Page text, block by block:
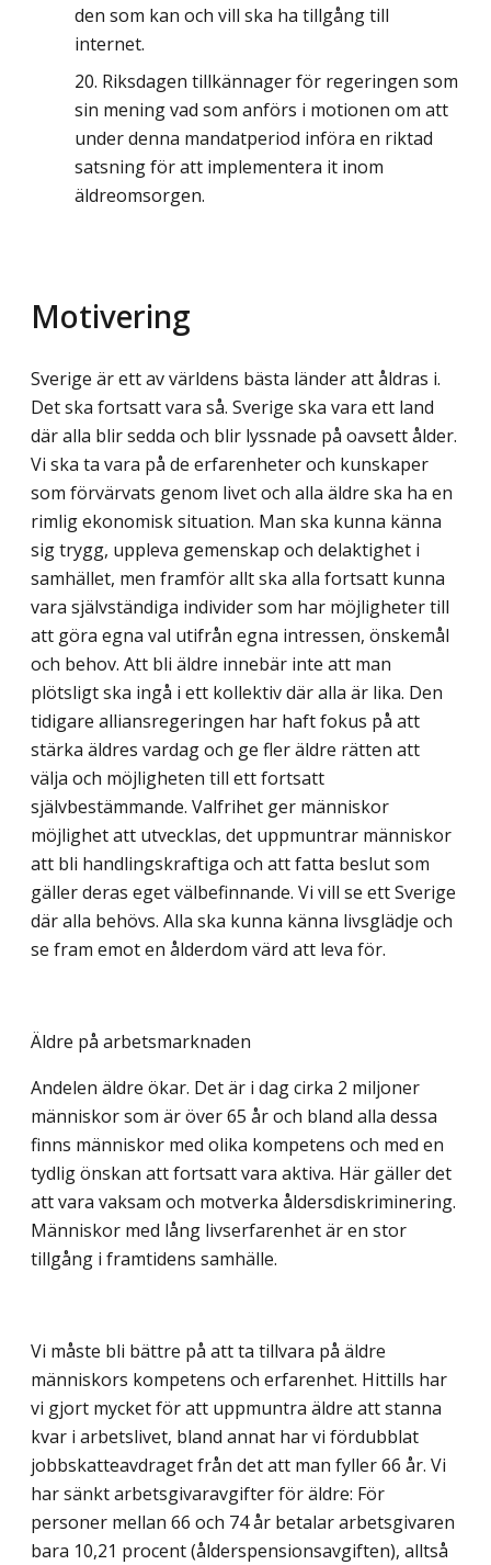
den som kan och vill ska ha tillgång till
internet.
Riksdagen tillkännager för regeringen som
sin mening vad som anförs i motionen om att
under denna mandatperiod införa en riktad
satsning för att implementera it inom
äldreomsorgen.
Motivering
Sverige är ett av världens bästa länder att åldras i.
Det ska fortsatt vara så. Sverige ska vara ett land
där alla blir sedda och blir lyssnade på oavsett ålder.
Vi ska ta vara på de erfarenheter och kunskaper
som förvärvats genom livet och alla äldre ska ha en
rimlig ekonomisk situation. Man ska kunna känna
sig trygg, uppleva gemenskap och delaktighet i
samhället, men framför allt ska alla fortsatt kunna
vara självständiga individer som har möjligheter till
att göra egna val utifrån egna intressen, önskemål
och behov. Att bli äldre innebär inte att man
plötsligt ska ingå i ett kollektiv där alla är lika. Den
tidigare alliansregeringen har haft fokus på att
stärka äldres vardag och ge fler äldre rätten att
välja och möjligheten till ett fortsatt
självbestämmande. Valfrihet ger människor
möjlighet att utvecklas, det uppmuntrar människor
att bli handlingskraftiga och att fatta beslut som
gäller deras eget välbefinnande. Vi vill se ett Sverige
där alla behövs. Alla ska kunna känna livsglädje och
se fram emot en ålderdom värd att leva för.
Äldre på arbetsmarknaden
Andelen äldre ökar. Det är i dag cirka 2 miljoner
människor som är över 65 år och bland alla dessa
finns människor med olika kompetens och med en
tydlig önskan att fortsatt vara aktiva. Här gäller det
att vara vaksam och motverka åldersdiskriminering.
Människor med lång livserfarenhet är en stor
tillgång i framtidens samhälle.
Vi måste bli bättre på att ta tillvara på äldre
människors kompetens och erfarenhet. Hittills har
vi gjort mycket för att uppmuntra äldre att stanna
kvar i arbetslivet, bland annat har vi fördubblat
jobbskatteavdraget från det att man fyller 66 år. Vi
har sänkt arbetsgivaravgifter för äldre: För
personer mellan 66 och 74 år betalar arbetsgivaren
bara 10,21 procent (ålderspensionsavgiften), alltså